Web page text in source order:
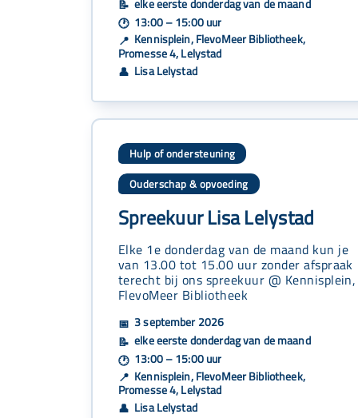
📝 elke eerste donderdag van de maand
🕐 13:00 – 15:00 uur
📍 Kennisplein, FlevoMeer Bibliotheek,
Promesse 4, Lelystad
👤 Lisa Lelystad
Hulp of ondersteuning
Ouderschap & opvoeding
Spreekuur Lisa Lelystad
Elke 1e donderdag van de maand kun je
van 13.00 tot 15.00 uur zonder afspraak
terecht bij ons spreekuur @ Kennisplein,
FlevoMeer Bibliotheek
📅 3 september 2026
📝 elke eerste donderdag van de maand
🕐 13:00 – 15:00 uur
📍 Kennisplein, FlevoMeer Bibliotheek,
Promesse 4, Lelystad
👤 Lisa Lelystad